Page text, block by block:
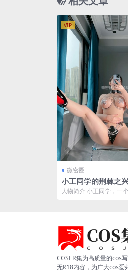
VIP
微密圈
小王同学的荆棘之
索COSPLAY的魅力
人物简介 小王同学，一
COSER集为高质量的cos
无R18内容，为广大cos爱